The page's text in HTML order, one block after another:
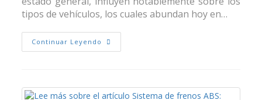
tipos de vehículos, los cuales abundan hoy en…
Continuar Leyendo